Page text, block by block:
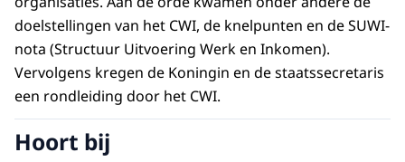
doelstellingen van het CWI, de knelpunten en de SUWI-
nota (Structuur Uitvoering Werk en Inkomen).
Vervolgens kregen de Koningin en de staatssecretaris
een rondleiding door het CWI.
Hoort bij